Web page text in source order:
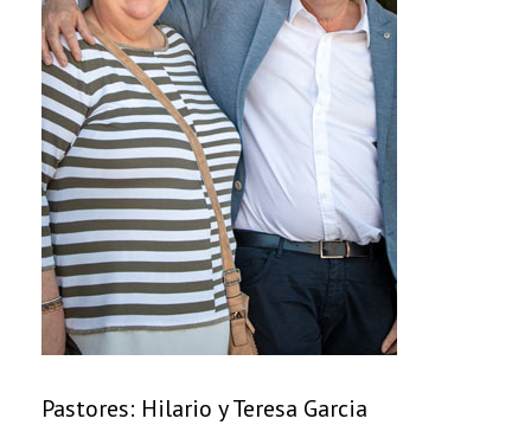
Pastores: Hilario y Teresa Garcia